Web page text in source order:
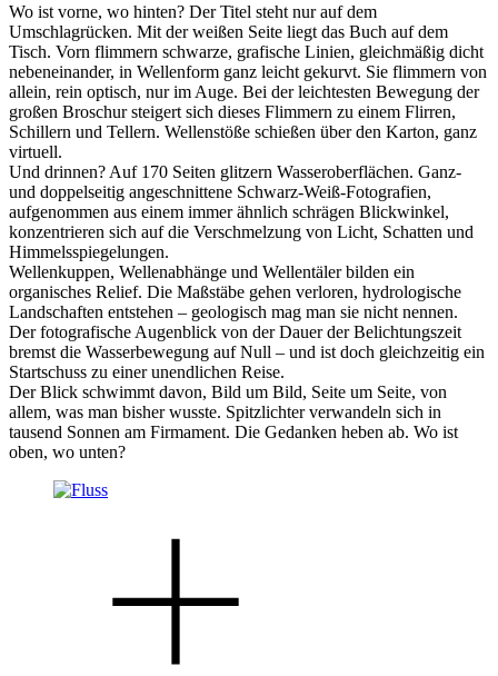
Wo ist vorne, wo hinten? Der Titel steht nur auf dem
Umschlagrücken. Mit der weißen Seite liegt das Buch auf dem
Tisch. Vorn flimmern schwarze, grafische Linien, gleichmäßig dicht
nebeneinander, in Wellenform ganz leicht gekurvt. Sie flimmern von
allein, rein optisch, nur im Auge. Bei der leichtesten Bewegung der
großen Broschur steigert sich dieses Flimmern zu einem Flirren,
Schillern und Tellern. Wellenstöße schießen über den Karton, ganz
virtuell.
Und drinnen? Auf 170 Seiten glitzern Wasseroberflächen. Ganz-
und doppelseitig angeschnittene Schwarz-Weiß-Fotografien,
aufgenommen aus einem immer ähnlich schrägen Blickwinkel,
konzentrieren sich auf die Verschmelzung von Licht, Schatten und
Himmelsspiegelungen.
Wellenkuppen, Wellenabhänge und Wellentäler bilden ein
organisches Relief. Die Maßstäbe gehen verloren, hydrologische
Landschaften entstehen – geologisch mag man sie nicht nennen.
Der fotografische Augenblick von der Dauer der Belichtungszeit
bremst die Wasserbewegung auf Null – und ist doch gleichzeitig ein
Startschuss zu einer unendlichen Reise.
Der Blick schwimmt davon, Bild um Bild, Seite um Seite, von
allem, was man bisher wusste. Spitzlichter verwandeln sich in
tausend Sonnen am Firmament. Die Gedanken heben ab. Wo ist
oben, wo unten?